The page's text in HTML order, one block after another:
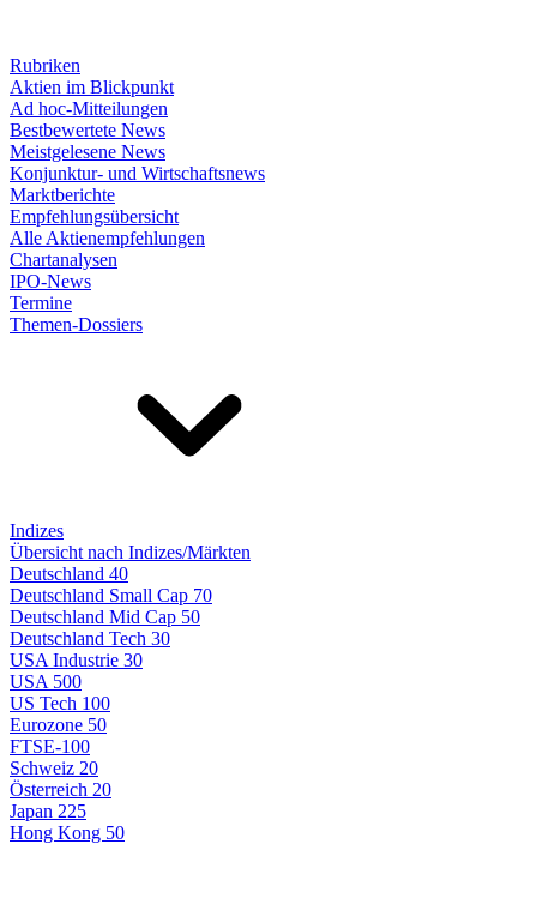
Rubriken
Aktien im Blickpunkt
Ad hoc-Mitteilungen
Bestbewertete News
Meistgelesene News
Konjunktur- und Wirtschaftsnews
Marktberichte
Empfehlungsübersicht
Alle Aktienempfehlungen
Chartanalysen
IPO-News
Termine
Themen-Dossiers
Indizes
Übersicht nach Indizes/Märkten
Deutschland 40
Deutschland Small Cap 70
Deutschland Mid Cap 50
Deutschland Tech 30
USA Industrie 30
USA 500
US Tech 100
Eurozone 50
FTSE-100
Schweiz 20
Österreich 20
Japan 225
Hong Kong 50